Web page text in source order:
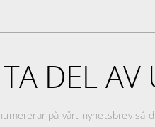
TA DEL AV
på vårt nyhetsbrev så